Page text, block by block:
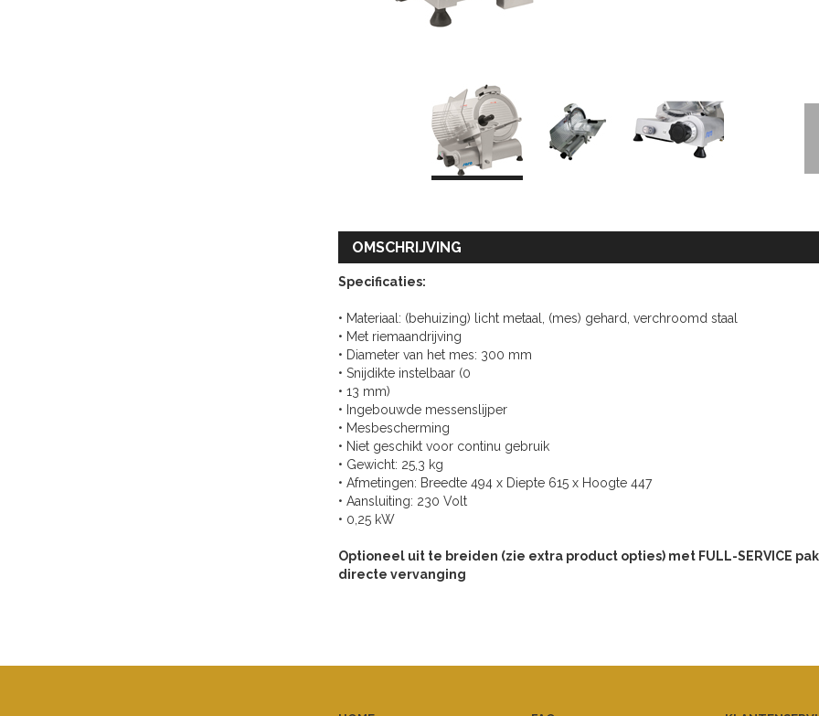
OMSCHRIJVING
Specificaties:
• Materiaal: (behuizing) licht metaal, (mes) gehard, verchroomd staal
• Met riemaandrijving
• Diameter van het mes: 300 mm
• Snijdikte instelbaar (0
• 13 mm)
• Ingebouwde messenslijper
• Mesbescherming
• Niet geschikt voor continu gebruik
• Gewicht: 25,3 kg
• Afmetingen: Breedte 494 x Diepte 615 x Hoogte 447
• Aansluiting: 230 Volt
• 0,25 kW
Optioneel uit te breiden (zie extra product opties) met FULL-SERVICE
directe vervanging